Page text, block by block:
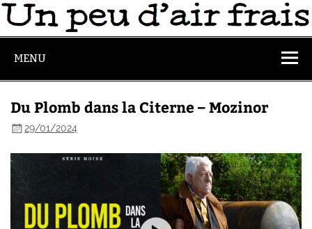
MENU
Du Plomb dans la Citerne – Mozinor
29/01/2024